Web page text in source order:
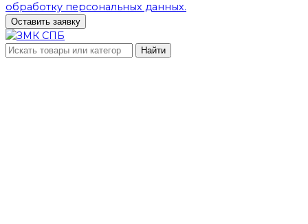
обработку персональных данных.
Оставить заявку
Найти